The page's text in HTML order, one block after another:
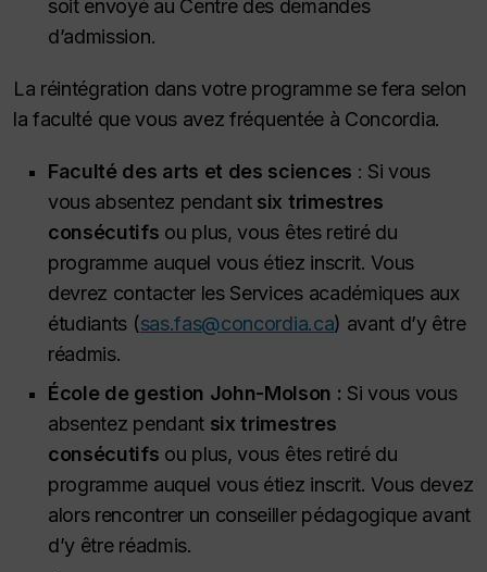
soit envoyé au Centre des demandes
d’admission.
La réintégration dans votre programme se fera selon
la faculté que vous avez fréquentée à Concordia.
Faculté des arts et des sciences : Si vous
vous absentez pendant six trimestres
consécutifs ou plus, vous êtes retiré du
programme auquel vous étiez inscrit. Vous
devrez contacter les Services académiques aux
étudiants (sas.fas@concordia.ca) avant d’y être
réadmis.
École de gestion John-Molson : Si vous vous
absentez pendant six trimestres
consécutifs ou plus, vous êtes retiré du
programme auquel vous étiez inscrit. Vous devez
alors rencontrer un conseiller pédagogique avant
d’y être réadmis.